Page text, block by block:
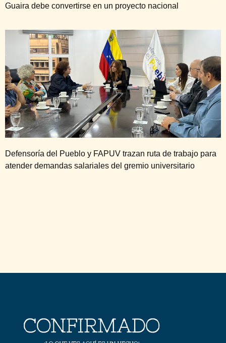
Guaira debe convertirse en un proyecto nacional
Defensoría del Pueblo y FAPUV trazan ruta de trabajo para
atender demandas salariales del gremio universitario